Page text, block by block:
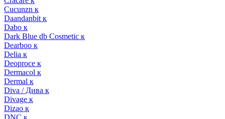
Cucunzn к
Daandanbit к
Dabo к
Dark Blue db Cosmetic к
Dearboo к
Delia к
Deoproce к
Dermacol к
Dermal к
Diva / Дива к
Divage к
Dizao к